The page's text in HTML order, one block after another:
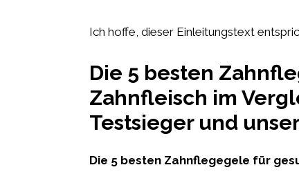
Ich hoffe, dieser Einleitungstext
Die 5 besten
Zahnfleisch im
Testsieger und
Die 5 besten Zahnflegegele für